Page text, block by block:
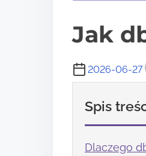
Jak
2026-06-27
Spis
Dlaczego